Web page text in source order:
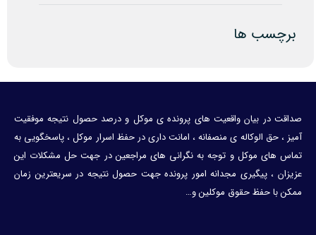
برچسب ها
صداقت در بیان واقعیت های پرونده ی موکل و درصد حصول نتیجه موفقیت
آمیز ، حق الوکاله ی منصفانه ، امانت داری در حفظ اسرار موکل ، پاسخگویی به
تماس های موکل و توجه به نگرانی های مراجعین در جهت حل مشکلات این
عزیزان ، پیگیری مجدانه امور پرونده جهت حصول نتیجه در سریعترین زمان
ممکن با حفظ حقوق موکلین و…